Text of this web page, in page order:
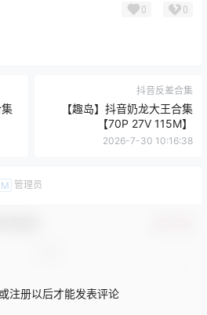
0 0
抖音反差合集
【趣岛】抖音奶龙大王合集
【70P 27V 115M】
2026-7-30 10:16:38
M 管理员
注册以后才能发表评论